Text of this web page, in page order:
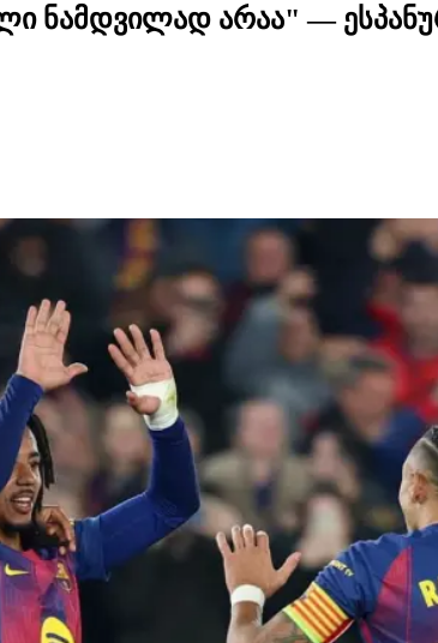
ნამდვილად არაა" —